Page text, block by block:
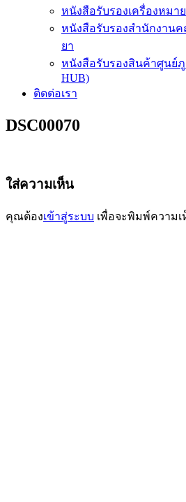
หนังสือรับรองเครื่องหมา
หนังสือรับรองสำนักงาน
ยา
หนังสือรับรองสินค้าศูนย์
HUB)
ติดต่อเรา
DSC00070
ใส่ความเห็น
คุณต้องเข้าสู่ระบบ เพื่อจะพิมพ์ความเ